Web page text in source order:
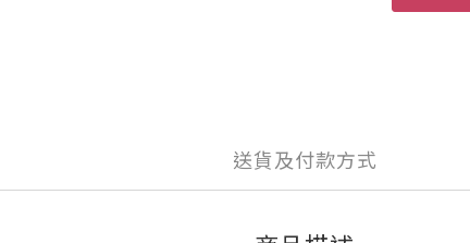
送貨及付款方式